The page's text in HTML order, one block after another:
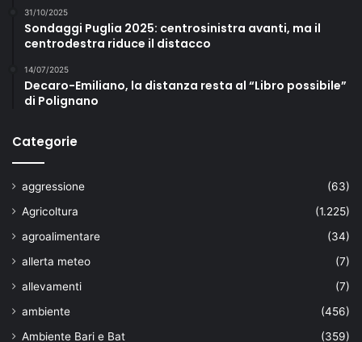
31/10/2025
Sondaggi Puglia 2025: centrosinistra avanti, ma il
centrodestra riduce il distacco
14/07/2025
Decaro-Emiliano, la distanza resta al “Libro possibile”
di Polignano
Categorie
aggressione
(63)
Agricoltura
(1.225)
agroalimentare
(34)
allerta meteo
(7)
allevamenti
(7)
ambiente
(456)
Ambiente Bari e Bat
(359)